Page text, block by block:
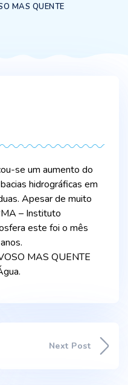
MAS QUENTE
se um aumento do
hidrográficas em
Apesar de muito
– Instituto
este foi o mês
MAS QUENTE
Next Post